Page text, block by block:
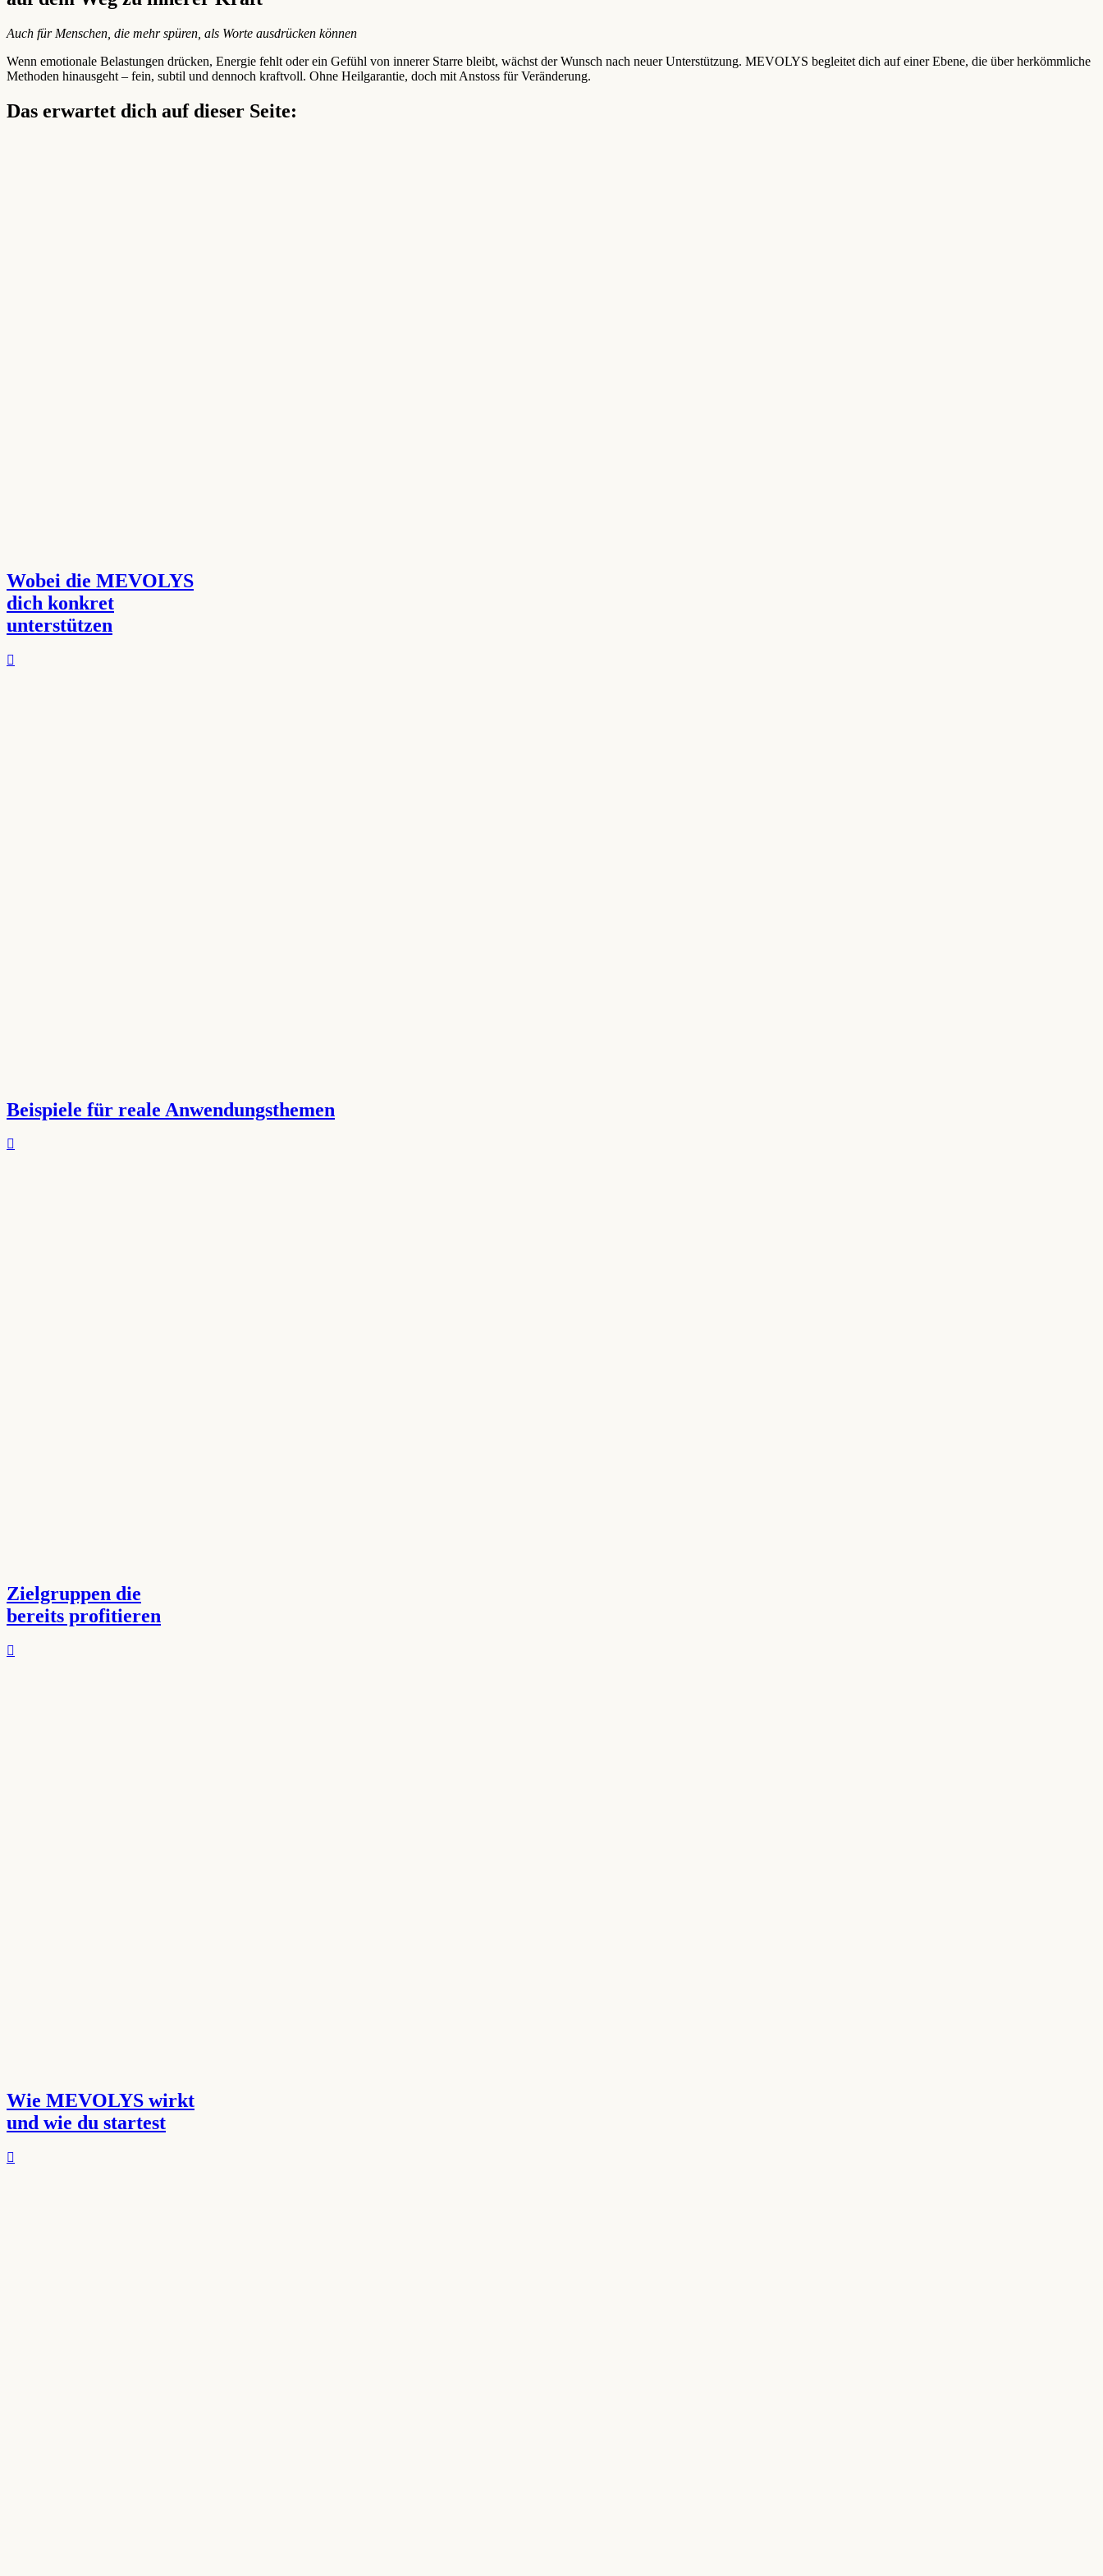
Auch für Menschen, die mehr spüren, als Worte ausdrücken können
Wenn emotionale Belastungen drücken, Energie fehlt oder ein Gefühl von innerer Starre bleibt, wächst der Wunsch nach neuer Unterstützung. MEVOLYS begleitet dich auf einer Ebene, die über herkömmliche
Methoden hinausgeht – fein, subtil und dennoch kraftvoll. Ohne Heilgarantie, doch mit Anstoss für Veränderung.
Das erwartet dich auf dieser Seite:
Wobei die MEVOLYS
dich konkret
unterstützen
Beispiele für reale Anwendungsthemen
Zielgruppen die
bereits profitieren
Wie MEVOLYS wirkt
und wie du startest